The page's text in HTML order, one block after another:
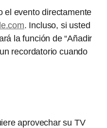
el evento directamente
. Incluso, si usted
la función de “Añadir
recordatorio cuando
aprovechar su TV